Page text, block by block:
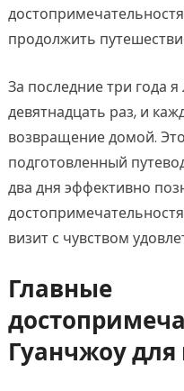
продолжить
За последние три года
девятнадцать раз, и
возвращение домой.
подготовленный
два дня эффективно
визит с чувством
Главные
Гуанчжоу